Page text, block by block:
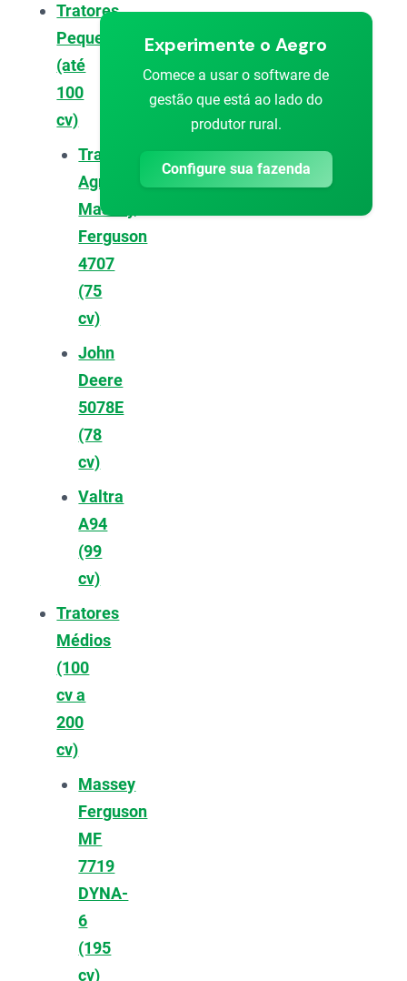
Tratores
Pequenos
(até
100
cv)
Trator
Agrícola:
Massey
Ferguson
4707
(75
cv)
John
Deere
5078E
(78
cv)
Valtra
A94
(99
cv)
Tratores
Médios
(100
cv a
200
cv)
Massey
Ferguson
MF
7719
DYNA-
6
(195
cv)
Experimente o Aegro
Comece a usar o software de
gestão que está ao lado do
produtor rural.
Configure sua fazenda